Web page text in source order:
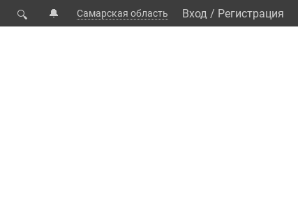
🔍 🔔 Самарская область Вход / Регистрация